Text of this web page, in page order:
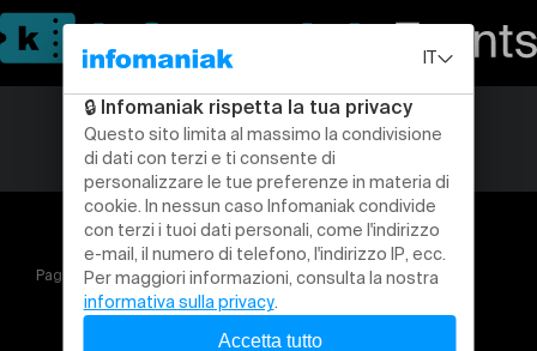
Pagina iniziale PRISME, VERNISSAGE DE L'ALBUM « ALMA »